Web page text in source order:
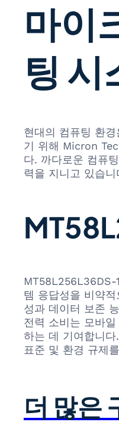
마이
팅 시
현대의 컴퓨팅 환
기 위해 Micron
다. 까다로운 컴퓨
력을 지니고 있습니
MT58L256L36DS-
템 응답성을 비약
성과 데이터 보존
전력 소비는 모바
하는 데 기여합니
표준 및 환경 규제
더 많은